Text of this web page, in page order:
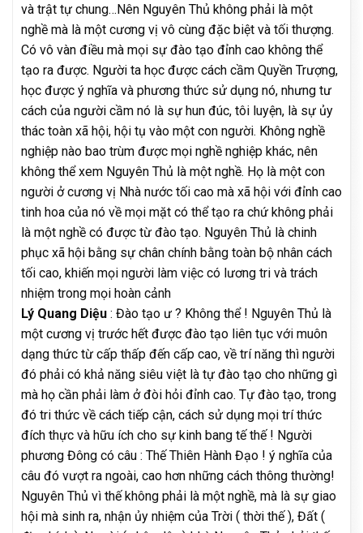
và trật tự chung…Nên Nguyên Thủ không phải là một
nghề mà là một cương vị vô cùng đặc biệt và tối thượng.
Có vô vàn điều mà mọi sự đào tạo đỉnh cao không thể
tạo ra được. Người ta học được cách cầm Quyền Trượng,
học được ý nghĩa và phương thức sử dụng nó, nhưng tư
cách của người cầm nó là sự hun đúc, tôi luyện, là sự ủy
thác toàn xã hội, hội tụ vào một con người. Không nghề
nghiệp nào bao trùm được mọi nghề nghiệp khác, nên
không thể xem Nguyên Thủ là một nghề. Họ là một con
người ở cương vị Nhà nước tối cao mà xã hội với đỉnh cao
tinh hoa của nó về mọi mặt có thể tạo ra chứ không phải
là một nghề có được từ đào tạo. Nguyên Thủ là chinh
phục xã hội bằng sự chân chính bằng toàn bộ nhân cách
tối cao, khiến mọi người làm việc có lương tri và trách
nhiệm trong mọi hoàn cảnh
Lý Quang Diệu : Đào tạo ư ? Không thể ! Nguyên Thủ là
một cương vị trước hết được đào tạo liên tục với muôn
dạng thức từ cấp thấp đến cấp cao, về trí năng thì người
đó phải có khả năng siêu việt là tự đào tạo cho những gì
mà họ cần phải làm ở đòi hỏi đỉnh cao. Tự đào tạo, trong
đó tri thức về cách tiếp cận, cách sử dụng mọi trí thức
đích thực và hữu ích cho sự kinh bang tế thế ! Người
phương Đông có câu : Thế Thiên Hành Đạo ! ý nghĩa của
câu đó vượt ra ngoài, cao hơn những cách thông thường!
Nguyên Thủ vì thế không phải là một nghề, mà là sự giao
hội mà sinh ra, nhận ủy nhiệm của Trời ( thời thế ), Đất (